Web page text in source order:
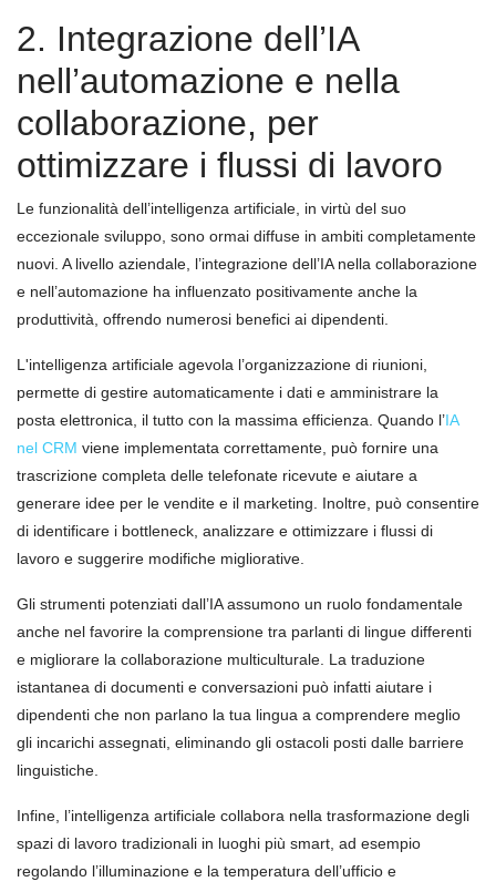
2. Integrazione dell’IA
nell’automazione e nella
collaborazione, per
ottimizzare i flussi di lavoro
Le funzionalità dell’intelligenza artificiale, in virtù del suo
eccezionale sviluppo, sono ormai diffuse in ambiti completamente
nuovi. A livello aziendale, l’integrazione dell’IA nella collaborazione
e nell’automazione ha influenzato positivamente anche la
produttività, offrendo numerosi benefici ai dipendenti.
L'intelligenza artificiale agevola l’organizzazione di riunioni,
permette di gestire automaticamente i dati e amministrare la
posta elettronica, il tutto con la massima efficienza. Quando l’IA
nel CRM viene implementata correttamente, può fornire una
trascrizione completa delle telefonate ricevute e aiutare a
generare idee per le vendite e il marketing. Inoltre, può consentire
di identificare i bottleneck, analizzare e ottimizzare i flussi di
lavoro e suggerire modifiche migliorative.
Gli strumenti potenziati dall’IA assumono un ruolo fondamentale
anche nel favorire la comprensione tra parlanti di lingue differenti
e migliorare la collaborazione multiculturale. La traduzione
istantanea di documenti e conversazioni può infatti aiutare i
dipendenti che non parlano la tua lingua a comprendere meglio
gli incarichi assegnati, eliminando gli ostacoli posti dalle barriere
linguistiche.
Infine, l’intelligenza artificiale collabora nella trasformazione degli
spazi di lavoro tradizionali in luoghi più smart, ad esempio
regolando l’illuminazione e la temperatura dell’ufficio e